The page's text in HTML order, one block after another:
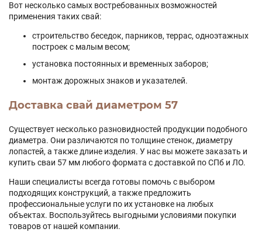
Вот несколько самых востребованных возможностей
применения таких свай:
строительство беседок, парников, террас, одноэтажных
построек с малым весом;
установка постоянных и временных заборов;
монтаж дорожных знаков и указателей.
Доставка свай диаметром 57
Существует несколько разновидностей продукции подобного
диаметра. Они различаются по толщине стенок, диаметру
лопастей, а также длине изделия. У нас вы можете заказать и
купить сваи 57 мм любого формата с доставкой по СПб и ЛО.
Наши специалисты всегда готовы помочь с выбором
подходящих конструкций, а также предложить
профессиональные услуги по их установке на любых
объектах. Воспользуйтесь выгодными условиями покупки
товаров от нашей компании.